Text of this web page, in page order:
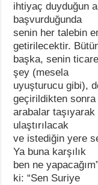
ihtiyaç duyduğun
başvurduğunda
senin her talebin
getirilecektir.
başka, senin
şey (mesela
uyuşturucu gibi),
geçirildikten
arabalar
ulaştırılacak
ve istediğin yere
Ya buna karşılık
ben ne
ki: “Sen Suriye